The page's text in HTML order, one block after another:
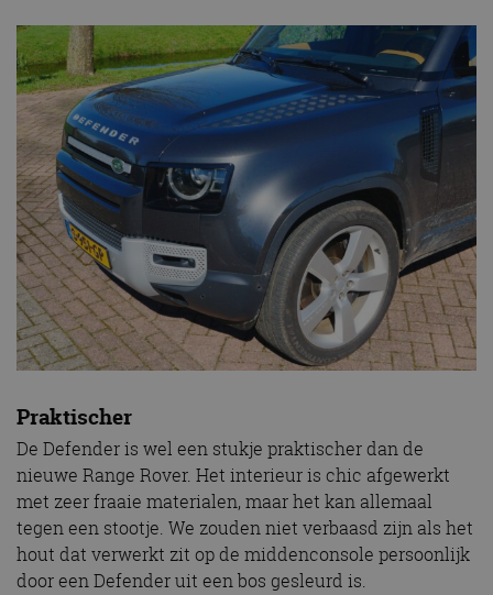
Praktischer
De Defender is wel een stukje praktischer dan de
nieuwe Range Rover. Het interieur is chic afgewerkt
met zeer fraaie materialen, maar het kan allemaal
tegen een stootje. We zouden niet verbaasd zijn als het
hout dat verwerkt zit op de middenconsole persoonlijk
door een Defender uit een bos gesleurd is.